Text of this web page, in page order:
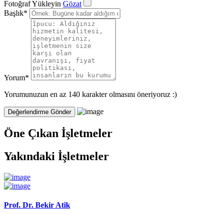
Fotoğraf Yükleyin Gözat
Başlık*
Yorum*
Yorumunuzun en az 140 karakter olmasını öneriyoruz :)
Öne Çıkan İşletmeler
Yakındaki İşletmeler
Prof. Dr. Bekir Atik